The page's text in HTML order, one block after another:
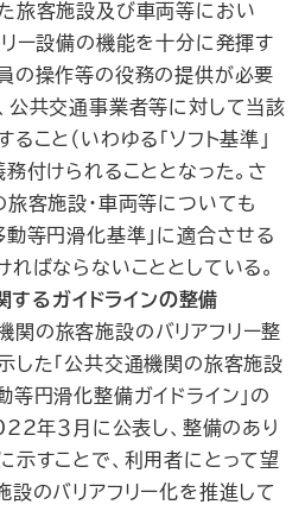
旅客施設及び車両等におい
リー設備の機能を十分に発揮す
の操作等の役務の提供が必要
公共交通事業者等に対して当該
こと（いわゆる「ソフト基準」
務付けられることとなった。さ
旅客施設・車両等についても
動等円滑化基準」に適合させる
ればならないこととしている。
るガイドラインの整備
関の旅客施設のバリアフリー整
した「公共交通機関の旅客施設
等円滑化整備ガイドライン」の
年３月に公表し、整備のあり
示すことで、利用者にとって望
設のバリアフリー化を推進して